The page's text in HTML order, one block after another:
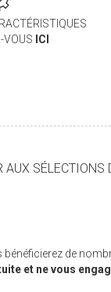
VOUS ICI
AUX
de
et ne vous